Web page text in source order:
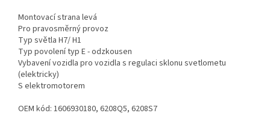
Montovací strana levá
Pro pravosměrný provoz
Typ světla H7/ H1
Typ povolenítyp E - odzkousen
Vybavení vozidla pro vozidla s regulaci sklonu svetlometu
(elektricky)
S elektromotorem
OEM kód: 1606930180, 6208Q5, 6208S7